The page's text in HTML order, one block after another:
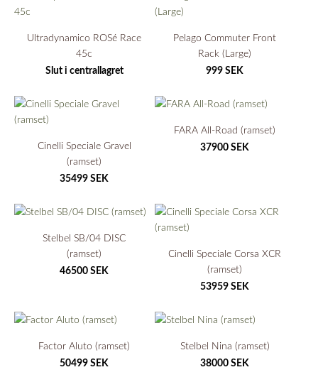
Ultradynamico ROSé Race
45c
Slut i centrallagret
Pelago Commuter Front
Rack (Large)
999 SEK
Cinelli Speciale Gravel
(ramset)
35499 SEK
FARA All-Road (ramset)
37900 SEK
Stelbel SB/04 DISC
(ramset)
46500 SEK
Cinelli Speciale Corsa XCR
(ramset)
53959 SEK
Factor Aluto (ramset)
50499 SEK
Stelbel Nina (ramset)
38000 SEK